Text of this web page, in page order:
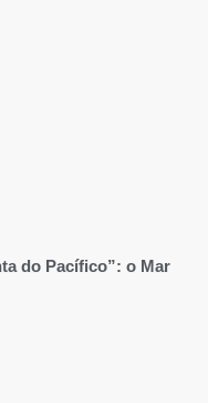
do Pacífico”: o Mar